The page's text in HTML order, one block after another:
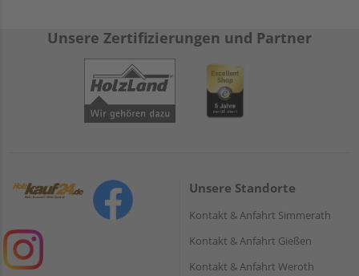
Unsere Zertifizierungen und Partner
Unsere Standorte
Kontakt & Anfahrt Simmerath
Kontakt & Anfahrt Gießen
Kontakt & Anfahrt Weroth